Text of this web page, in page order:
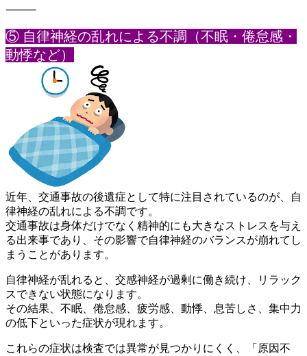
⸻
⑤ 自律神経の乱れによる不調（不眠・倦怠感・
動悸など）
近年、交通事故の後遺症として特に注目されているのが、自
律神経の乱れによる不調です。
交通事故は身体だけでなく精神的にも大きなストレスを与え
る出来事であり、その影響で自律神経のバランスが崩れてし
まうことがあ ります。
自律神経が乱れると、交感神経が過剰に働き続け、リラック
スでき ない状態になります。
その結果、不眠、倦怠感、疲労感、動悸、息苦しさ、集中力
の低下といった症状が現れます。
これらの症状は検査では異常が見つかりにくく、「原因不